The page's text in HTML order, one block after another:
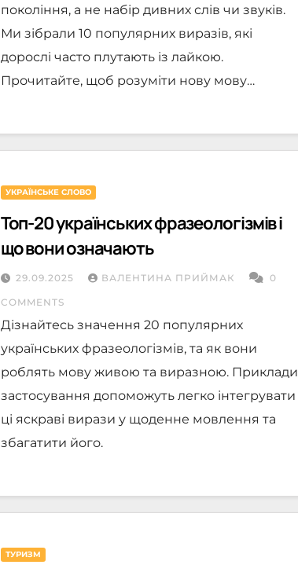
покоління, а не набір дивних слів чи звуків.
Ми зібрали 10 популярних виразів, які
дорослі часто плутають із лайкою.
Прочитайте, щоб розуміти нову мову…
УКРАЇНСЬКЕ СЛОВО
Топ-20 українських фразеологізмів і
що вони означають
29.09.2025 ВАЛЕНТИНА ПРИЙМАК 0
COMMENTS
Дізнайтесь значення 20 популярних
українських фразеологізмів, та як вони
роблять мову живою та виразною. Приклади
застосування допоможуть легко інтегрувати
ці яскраві вирази у щоденне мовлення та
збагатити його.
ТУРИЗМ